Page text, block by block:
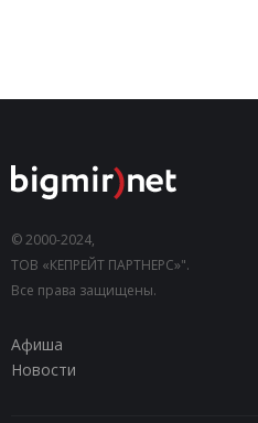
© 2000-2024,
ТОВ «КЕПРЕЙТ ПАРТНЕРС»".
Все права защищены.
Афиша
Новости